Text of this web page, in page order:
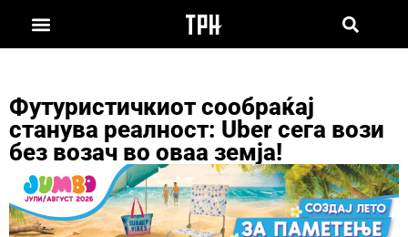
Футуристичкиот сообраќај
станува реалност: Uber сега вози
без возач во оваа земја!